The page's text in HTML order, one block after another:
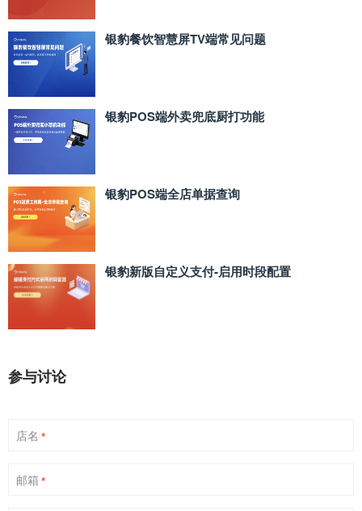
银豹餐饮智慧屏TV端常见问题
银豹POS端外卖兜底厨打功能
银豹POS端全店单据查询
银豹新版自定义支付‑启用时段配置
参与讨论
店名 *
邮箱 *